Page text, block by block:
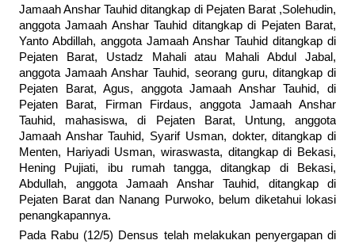
Jamaah Anshar Tauhid ditangkap di Pejaten Barat ,Solehudin,
anggota Jamaah Anshar Tauhid ditangkap di Pejaten Barat,
Yanto Abdillah, anggota Jamaah Anshar Tauhid ditangkap di
Pejaten Barat, Ustadz Mahali atau Mahali Abdul Jabal,
anggota Jamaah Anshar Tauhid, seorang guru, ditangkap di
Pejaten Barat, Agus, anggota Jamaah Anshar Tauhid, di
Pejaten Barat, Firman Firdaus, anggota Jamaah Anshar
Tauhid, mahasiswa, di Pejaten Barat, Untung, anggota
Jamaah Anshar Tauhid, Syarif Usman, dokter, ditangkap di
Menten, Hariyadi Usman, wiraswasta, ditangkap di Bekasi,
Hening Pujiati, ibu rumah tangga, ditangkap di Bekasi,
Abdullah, anggota Jamaah Anshar Tauhid, ditangkap di
Pejaten Barat dan Nanang Purwoko, belum diketahui lokasi
penangkapannya.
Pada Rabu (12/5) Densus telah melakukan penyergapan di